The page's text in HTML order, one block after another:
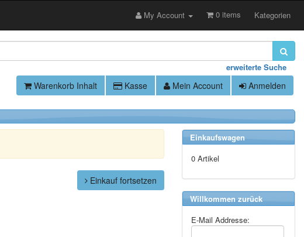
erweiterte Suche
Warenkorb Inhalt Kasse Mein Account Anmelden
Einkauf fortsetzen
Einkaufswagen
0 Artikel
Willkommen zurück
E-Mail Addresse:
My Account 0 items Kategorien